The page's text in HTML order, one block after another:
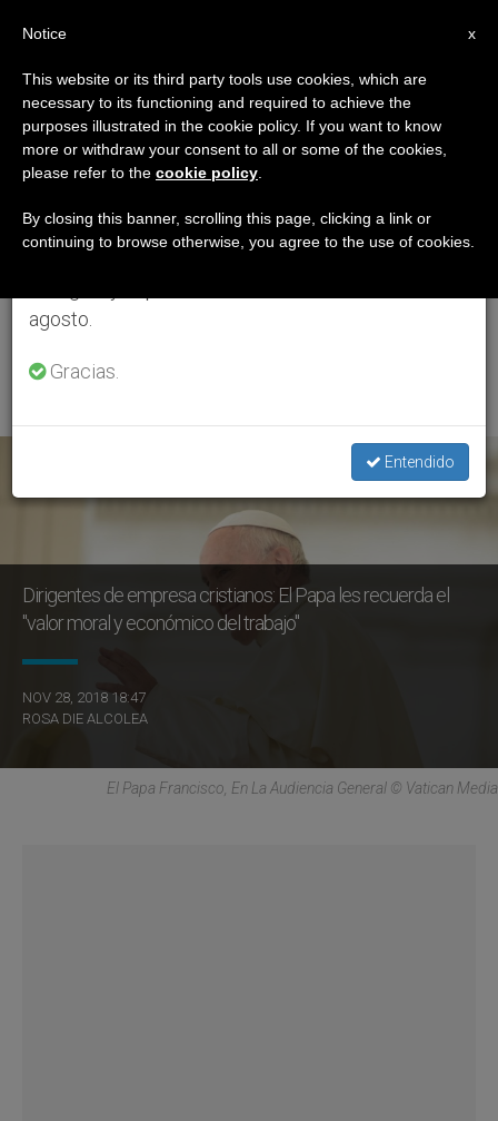
ETIQUETA
Posts Tagged
‘Secretario Del
Dicasterio Para El
Humano Integral’
Dirigentes de empresa cristianos: El Papa les recuerda el
"valor moral y económico del trabajo"
NOV 28, 2018 18:47
ROSA DIE ALCOLEA
El Papa Francisco, En La Audiencia General © Vatican Media
×
Aviso importante
Del 27 de julio al 7 de agosto haremos la pausa
anual, aprovechando que en el periodo de verano
se generan menos informaciones y también el
agosto.
Gracias.
Entendido
x
Notice
This website or its third party tools use cookies, which are
necessary to its functioning and required to achieve the
purposes illustrated in the cookie policy. If you want to know
more or withdraw your consent to all or some of the cookies,
please refer to the cookie policy
By closing this banner, scrolling this page, clicking a link or
continuing to browse otherwise, you agree to the use of cookies.